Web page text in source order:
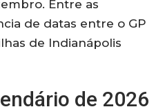
Entre as
de datas entre o GP
de Indianápolis
de 2026